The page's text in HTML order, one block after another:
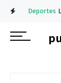
Deportes